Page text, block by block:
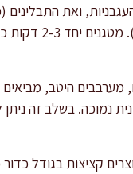
ואת התבלינים
מלח, פלפל,
מערבבים היטב,
נמוכה. בשלב זה